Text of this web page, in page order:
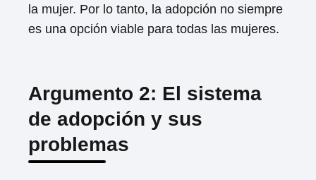
la mujer. Por lo tanto, la adopción no siempre
es una opción viable para todas las mujeres.
Argumento 2: El sistema
de adopción y sus
problemas